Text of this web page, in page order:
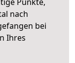
nach
bei
Ihres